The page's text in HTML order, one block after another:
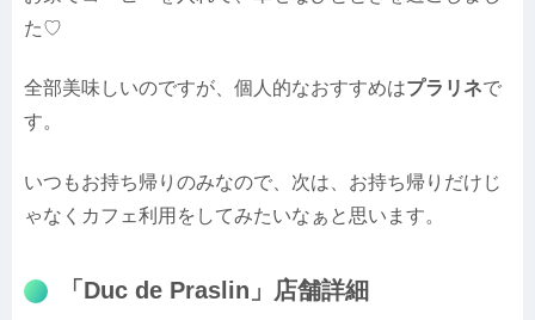
た♡
全部美味しいのですが、個人的なおすすめはプラリネで
す。
いつもお持ち帰りのみなので、次は、お持ち帰りだけじ
ゃなくカフェ利用をしてみたいなぁと思います。
「Duc de Praslin」店舗詳細